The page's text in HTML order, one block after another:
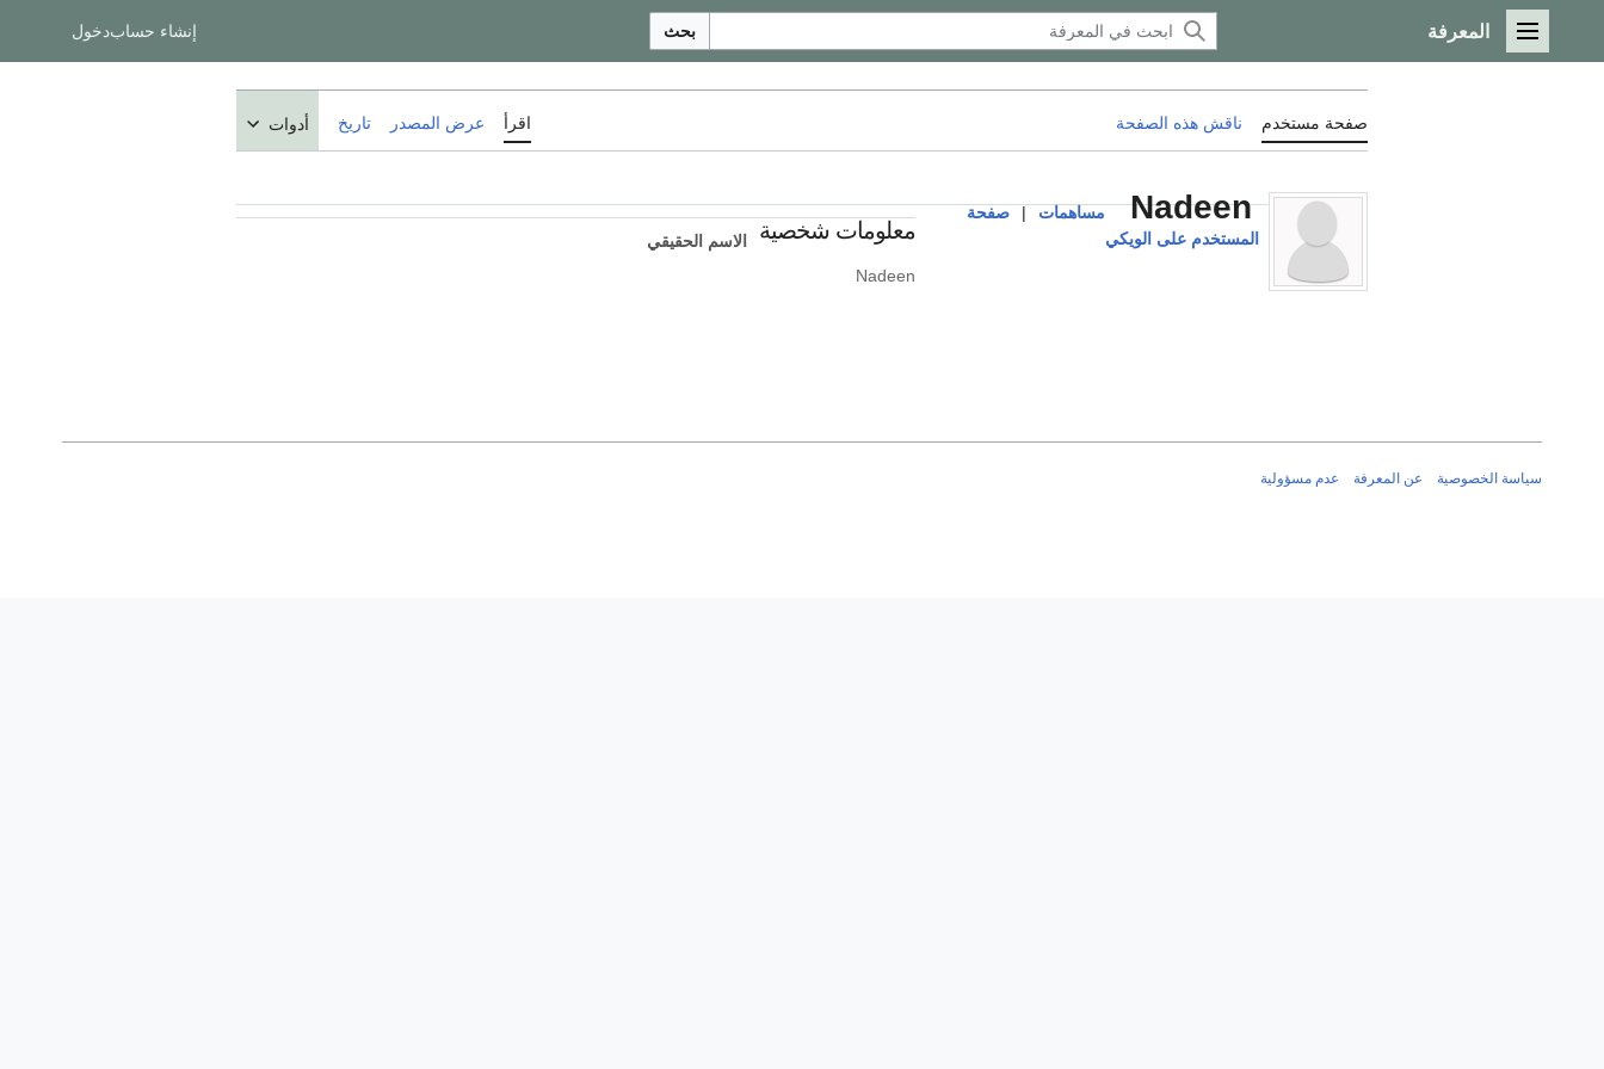
القائمة الرئيسية
المعرفة بحث إنشاء حسابدخول
صفحة مستخدم ناقش هذه الصفحة اقرأ عرض المصدر تاريخ أدوات
Nadeen مساهمات |
صفحة
المستخدم على الويكي
معلومات شخصية
الاسم الحقيقي
Nadeen
سياسة الخصوصية عن المعرفة عدم مسؤولية